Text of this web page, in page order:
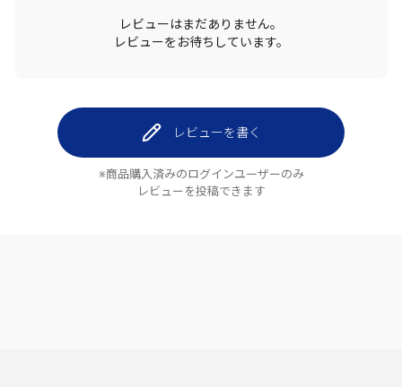
レビューはまだありません。
レビューをお待ちしています。
レビューを書く
※商品購入済みのログインユーザーのみ
レビューを投稿できます